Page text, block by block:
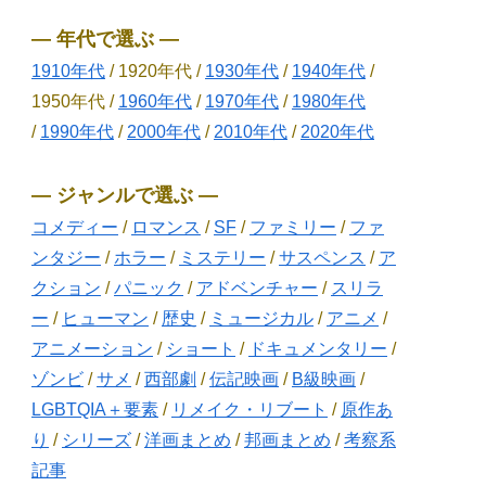
― 年代で選ぶ ―
1910年代 / 1920年代 / 1930年代 / 1940年代 /
1950年代 / 1960年代 / 1970年代 / 1980年代
/ 1990年代 / 2000年代 / 2010年代 / 2020年代
― ジャンルで選ぶ ―
コメディー / ロマンス / SF / ファミリー / ファ
ンタジー / ホラー / ミステリー /サスペンス / ア
クション /パニック / アドベンチャー / スリラ
ー / ヒューマン / 歴史 / ミュージカル / アニメ /
アニメーション / ショート / ドキュメンタリー /
ゾンビ /サメ /西部劇 /伝記映画 / B級映画 /
LGBTQIA＋要素 / リメイク・リブート / 原作あ
り / シリーズ /洋画まとめ /邦画まとめ /考察系
記事